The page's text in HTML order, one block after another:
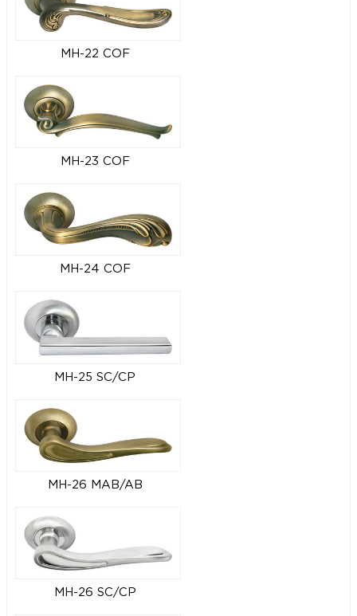
MH-22 COF
MH-23 COF
MH-24 COF
MH-25 SC/CP
MH-26 MAB/AB
MH-26 SC/CP